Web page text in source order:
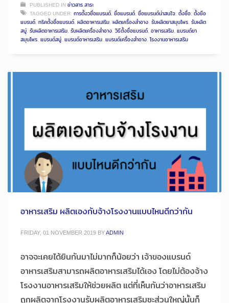
PUBLISHED INข่าวสาร สาระ
TAGGED UNDER: การตั้งวชื่อแบรนด์, ชื่อแบรนด์, ชื่อแบรนด์น่าสนใจ, ตั้งชื่อ, ตั้งชือ
แบรนด์, ทริคตั้งชื่อแบรนด์, ผลิตอาหารเสริม, ผลิตเครื่องสำอาง, รับผลิตยาสมุนไพร, รับผลิต
สบู่, รับผลิตอาหารเสริม, รับผลิตเครื่องสำอาง, วิธีตั้งชื่อแบรนด์, อาหารเสริม, แบรนด์ยา
สมุนไพร, แบรนด์สบู่, แบรนด์อาหารเสริม, แบรนด์เครื่องสำอาง, โรงงานอาหารเสริม
อาหารเสริม ผลิตเองกับจ้างโรงงานแบบไหนดีกว่ากัน
FRIDAY, 01 NOVEMBER 2019 BYADMIN
อาจจะเคยได้ยินกันมาไม่มากก็น้อยว่า เจ้าของแบรนด์
อาหารเสริมสามารถผลิตอาหารเสริมได้เอง โดยไม่ต้องจ้าง
โรงงานอาหารเสริมให้ช่วยผลิต แต่ที่เห็นกันว่าอาหารเสริม
ถูกผลิตจากโรงงานรับผลิตอาหารเสริมซะส่วนใหญ่นั้นก็